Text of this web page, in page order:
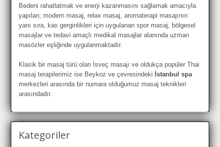
Bedeni rahatlatmak ve enerji kazanmasını sağlamak amacıyla
yapılan; modern masaj, relax masaj, aromaterapi masajının
yanı sıra, kas gerginlikleri için uygulanan spor masaj, bölgesel
masajlar ve tedavi amaçlı medikal masajlar alanında uzman
masözler eşliğinde uygulanmaktadır.
Klasik bir masaj türü olan İsveç masajı ve oldukça popüler Thai
masaj terapilerimiz ise Beykoz ve çevresindeki İstanbul spa
merkezleri arasında bir numara olduğumuz masaj teknikleri
arasındadır.
Kategoriler